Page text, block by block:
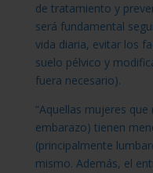
de tratamiento y
será fundamental
vida diaria, evitar los
suelo pélvico y
fuera necesario).
“Aquellas mujeres
embarazo) tienen
(principalmente
mismo. Además, el